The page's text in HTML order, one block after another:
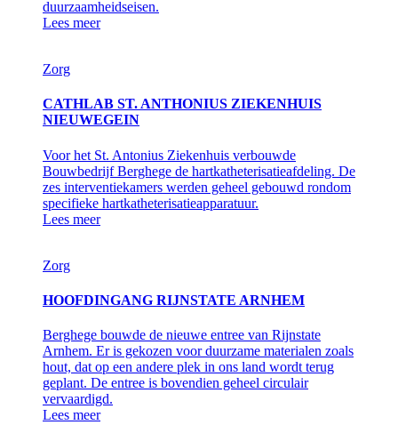
duurzaamheidseisen.
Lees meer
Zorg
CATHLAB ST. ANTHONIUS ZIEKENHUIS
NIEUWEGEIN
Voor het St. Antonius Ziekenhuis verbouwde
Bouwbedrijf Berghege de hartkatheterisatieafdeling. De
zes interventiekamers werden geheel gebouwd rondom
specifieke hartkatheterisatieapparatuur.
Lees meer
Zorg
HOOFDINGANG RIJNSTATE ARNHEM
Berghege bouwde de nieuwe entree van Rijnstate
Arnhem. Er is gekozen voor duurzame materialen zoals
hout, dat op een andere plek in ons land wordt terug
geplant. De entree is bovendien geheel circulair
vervaardigd.
Lees meer